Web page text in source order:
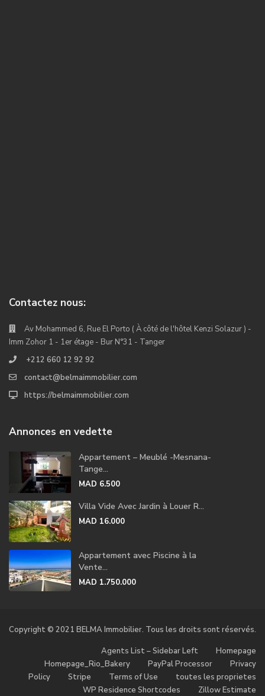
Contactez nous:
Av Mohammed 6, Rue El Porto ( À côté de l'hôtel Kenzi Solazur ) -
Imm Zohor 1 - 1er étage - Bur N°31 - Tanger
+212 660 12 92 92
contact@belmaimmobilier.com
https://belmaimmobilier.com
Annonces en vedette
Appartement – Meublé -Mesnana-
Tange...
MAD 6.500
Villa Vide Avec Jardin à Louer R...
MAD 16.000
Appartement avec Piscine à la
Vente...
MAD 1.750.000
Copyright © 2021 BELMA Immobilier. Tous les droits sont réservés.
Agents List – Sidebar Left
Homepage
Homepage_Rio_Bakery
PayPal Processor
Privacy
Policy
Stripe Terms of Use
toutes les proprietes
WP Residence Shortcodes
Zillow Estimate